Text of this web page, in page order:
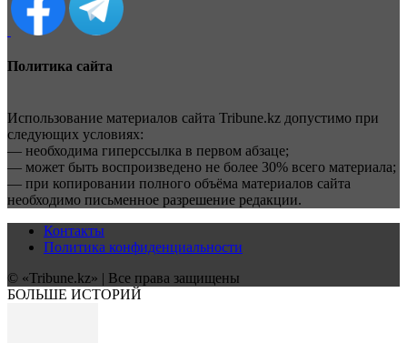
Политика сайта
Использование материалов сайта Tribune.kz допустимо при
следующих условиях:
— необходима гиперссылка в первом абзаце;
— может быть воспроизведено не более 30% всего материала;
— при копировании полного объёма материалов сайта
необходимо письменное разрешение редакции.
Контакты
Политика конфиденциальности
© «Tribune.kz» | Все права защищены
БОЛЬШЕ ИСТОРИЙ